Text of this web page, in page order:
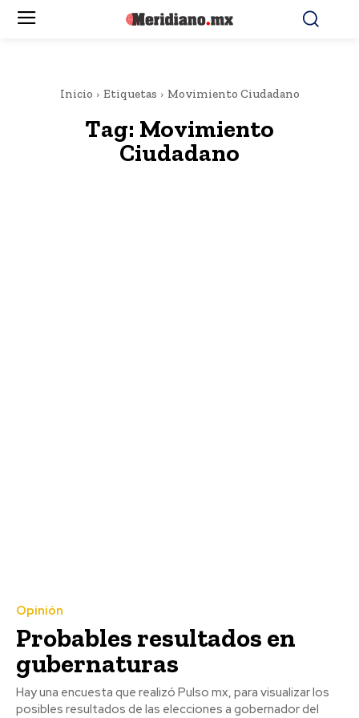
Inicio Etiquetas Movimiento Ciudadano
Tag: Movimiento
Ciudadano
Opinión
Probables resultados en
gubernaturas
Hay una encuesta que realizó Pulso mx, para visualizar los
posibles resultados de las elecciones a gobernador del